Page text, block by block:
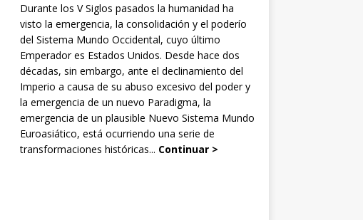
Durante los V Siglos pasados la humanidad ha
visto la emergencia, la consolidación y el poderío
del Sistema Mundo Occidental, cuyo último
Emperador es Estados Unidos. Desde hace dos
décadas, sin embargo, ante el declinamiento del
Imperio a causa de su abuso excesivo del poder y
la emergencia de un nuevo Paradigma, la
emergencia de un plausible Nuevo Sistema Mundo
Euroasiático, está ocurriendo una serie de
transformaciones históricas... Continuar >